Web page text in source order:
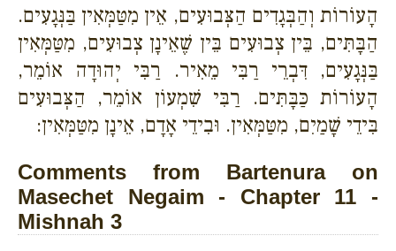
הָעוֹרוֹת וְהַבְּגָדִים הַצְּבוּעִים, אֵין מִטַּמְּאִין בַּנְּגָעִים.
הַבָּתִּים, בֵּין צְבוּעִים בֵּין שֶׁאֵינָן צְבוּעִים, מִטַּמְּאִין
בַּנְּגָעִים, דִּבְרֵי רַבִּי מֵאִיר. רַבִּי יְהוּדָה אוֹמֵר,
הָעוֹרוֹת כַּבָּתִּים. רַבִּי שִׁמְעוֹן אוֹמֵר, הַצְּבוּעִים
בִּידֵי שָׁמַיִם, מִטַּמְּאִין. וּבִידֵי אָדָם, אֵינָן מִטַּמְּאִין:
Comments from Bartenura on
Masechet Negaim - Chapter 11 -
Mishnah 3